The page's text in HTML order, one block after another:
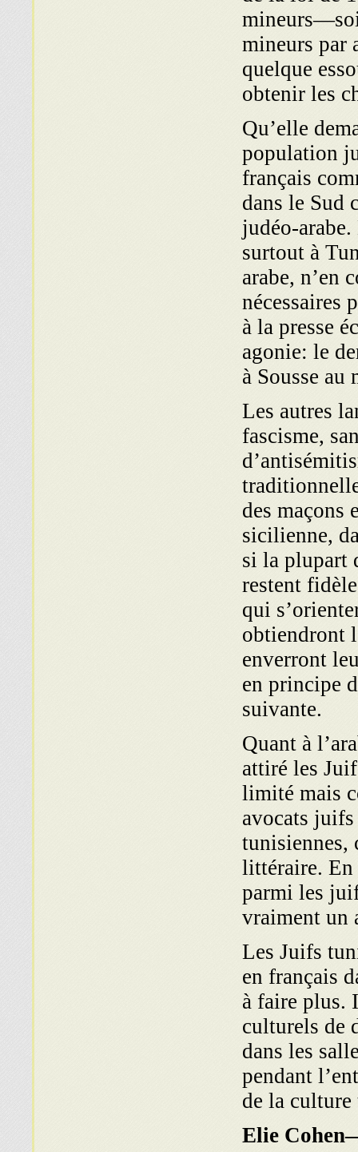
mineurs par
quelque
obtenir les
Qu’elle
population
français
dans le Sud
judéo-
surtout à
arabe, n’en
nécessaires
à la presse
agonie: le
à Sousse au
Les autres
fascisme,
des maçons
sicilienne,
si la plupart
restent
qui
obtiendront
enverront
en principe
suivante.
Quant à
attiré les
limité mais
avocats
tunisiennes,
littéraire. En
parmi les
vraiment un
Les Juifs
en français
à faire plus.
culturels de
dans les
pendant
de la culture
Elie